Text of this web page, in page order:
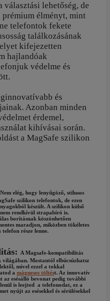
lehetőség, de
élményt, mint
telefontok fekete
találkozásának
kifejezetten
hajlandóak
védelme és
és
Azonban minden
érdemel,
kihívásai során.
a MagSafe szilikon
Nem elég, hogy lenyűgöző, stílusos
szilikon telefontok, de ezen
készült. A szilikon külső
rendkívül strapabíró is.
borításnak köszönhetően
maradjon, miközben tökéletes
része lenne.
A Magsafe-kompatibilitás
Mostantól elbúcsúzhatsz
mivel ezzel a tokkal
a mágneses töltést. Az innovatív
az esésálló bevonat pedig további
is leejted a telefonodat, ez a
nyújt az esésekkel és sérülésekkel